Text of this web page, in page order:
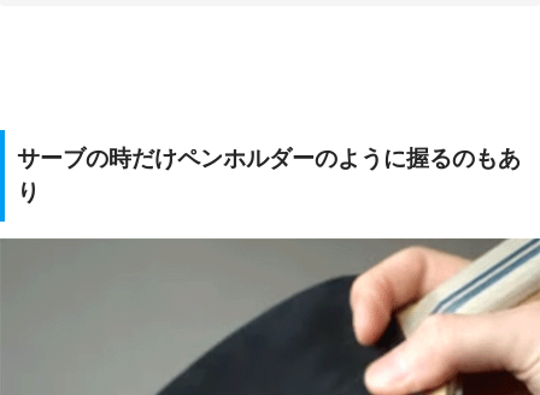
サーブの時だけペンホルダーのように握るのもあ
り